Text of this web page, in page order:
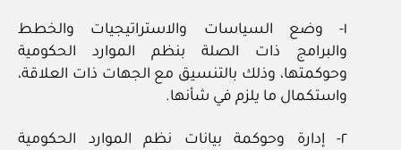
١- وضع السياسات والاستراتيجيات والخطط
والبرامج ذات الصلة بنظم الموارد الحكومية
وحوكمتها، وذلك بالتنسيق مع الجهات ذات العلاقة،
واستكمال ما يلزم في شأنها.
٢- إدارة وحوكمة بيانات نظم الموارد الحكومية